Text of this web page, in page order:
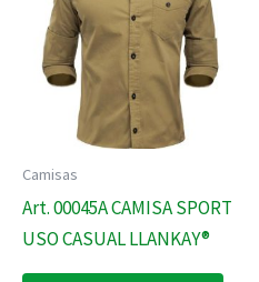
Camisas
Art. 00045A CAMISA SPORT
USO CASUAL LLANKAY®